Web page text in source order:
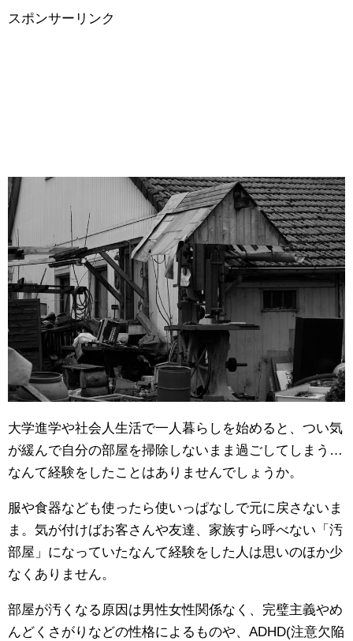
スポンサーリンク
大学進学や社会人生活で一人暮らしを始めると、つい気
が緩んで自分の部屋を掃除しないまま過ごしてしまう…
なんて経験をしたことはありませんでしょうか。
服や食器なども使ったら使いっぱなしで元に戻さないま
ま。気が付けばお客さんや友達、家族すら呼べない「汚
部屋」になっていたなんて経験をした人は思いのほか少
なくありません。
部屋が汚くなる原因は男性女性関係なく、完璧主義やめ
んどくさがりなどの性格によるものや、ADHD(注意欠陥